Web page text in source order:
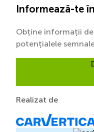
Informează-te
Obține informații
potențialele
Realizat de